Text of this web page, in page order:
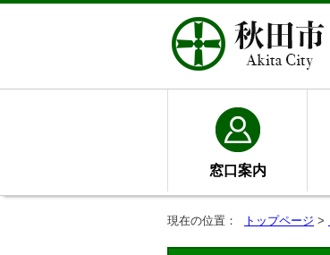
窓口案内
現在の位置： トップページ >